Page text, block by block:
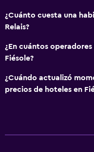
Servicios y facilidades
Servicio de habitaciones
Botella de agua
¿Cuánto cuesta una
Relais?
¿En cuántos
Fiésole?
¿Cuándo actualizó
precios de hoteles en